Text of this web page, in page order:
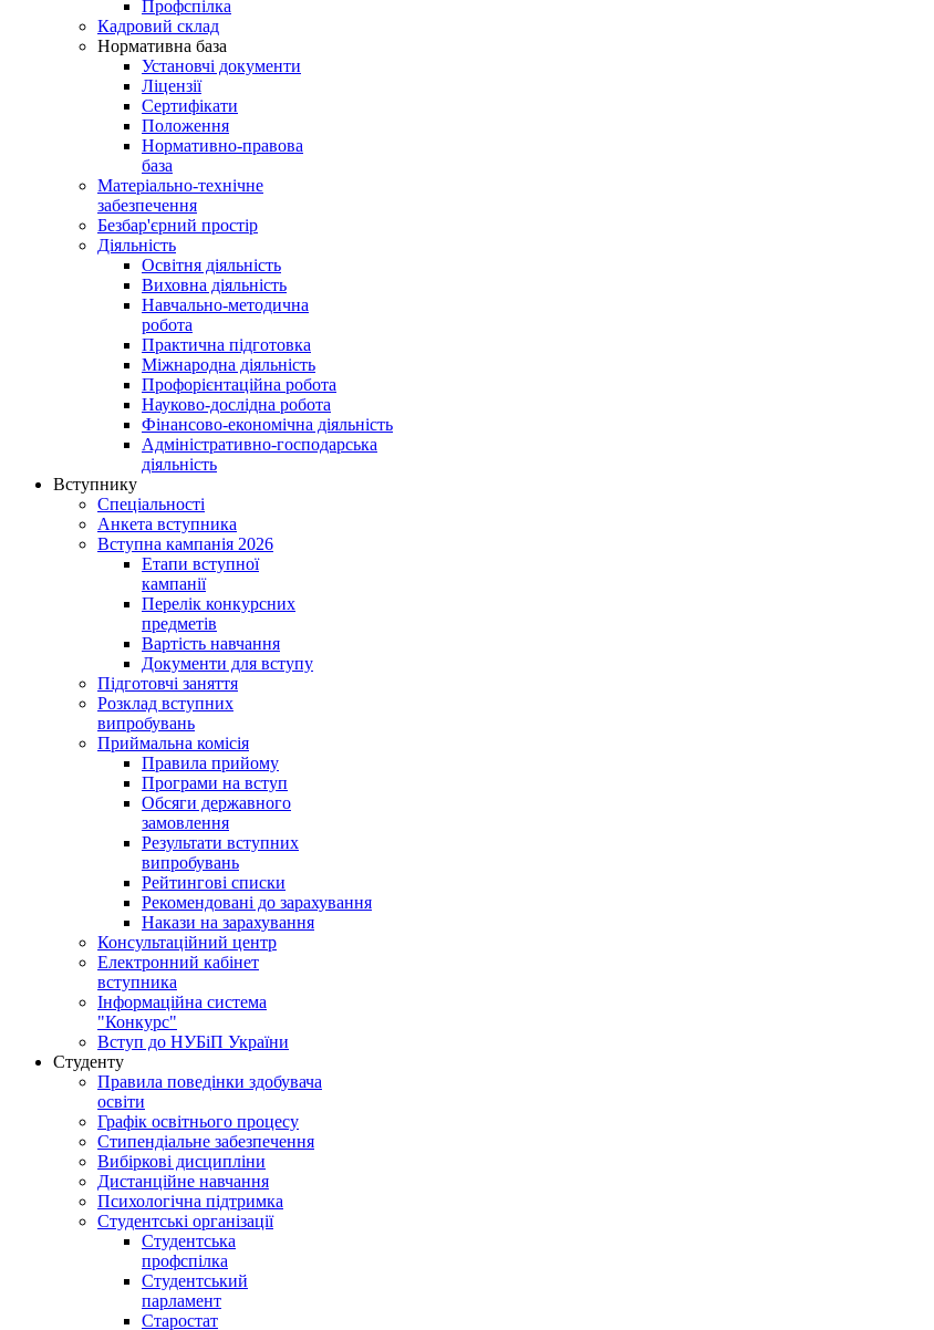
Профспілка
Кадровий склад
Нормативна база
Установчі документи
Ліцензії
Сертифікати
Положення
Нормативно-правова
база
Матеріально-технічне
забезпечення
Безбар'єрний простір
Діяльність
Освітня діяльність
Виховна діяльність
Навчально-методична
робота
Практична підготовка
Міжнародна діяльність
Профорієнтаційна робота
Науково-дослідна робота
Фінансово-економічна діяльність
Адміністративно-господарська
діяльність
Вступнику
Спеціальності
Анкета вступника
Вступна кампанія 2026
Етапи вступної
кампанії
Перелік конкурсних
предметів
Вартість навчання
Документи для вступу
Підготовчі заняття
Розклад вступних
випробувань
Приймальна комісія
Правила прийому
Програми на вступ
Обсяги державного
замовлення
Результати вступних
випробувань
Рейтингові списки
Рекомендовані до зарахування
Накази на зарахування
Консультаційний центр
Електронний кабінет
вступника
Інформаційна система
"Конкурс"
Вступ до НУБіП України
Студенту
Правила поведінки здобувача
освіти
Графік освітнього процесу
Стипендіальне забезпечення
Вибіркові дисципліни
Дистанційне навчання
Психологічна підтримка
Студентські організації
Студентська
профспілка
Студентський
парламент
Старостат